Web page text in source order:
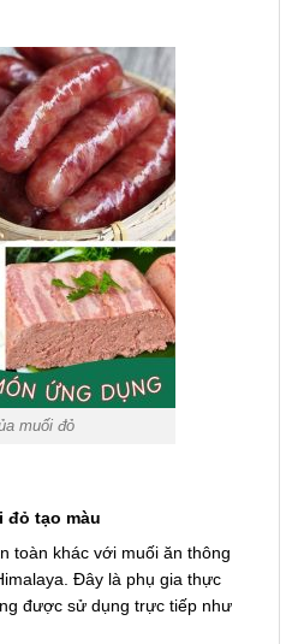
muối đỏ
đỏ tạo màu
toàn khác với muối ăn thông
Đây là phụ gia thực
được sử dụng trực tiếp như